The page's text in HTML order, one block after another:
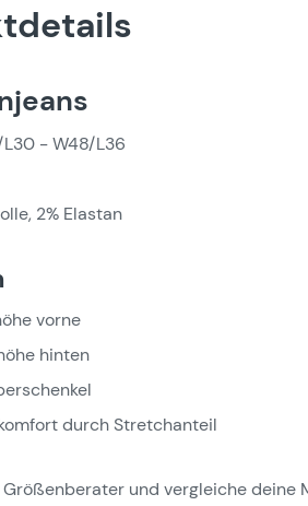
- W48/L36
2% Elastan
vorne
hinten
durch Stretchanteil
Größenberater und vergleiche